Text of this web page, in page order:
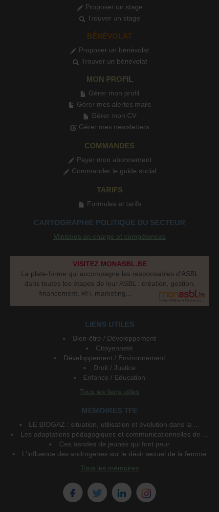
Proposer un stage
Trouver un stage
BÉNÉVOLAT
Proposer un bénévolat
Trouver un bénévolat
MON PROFIL
Gérer mon profil
Gérer mes alertes mails
Gérer mon CV
Gérer mes newsletters
COMMANDES
Payer mon abonnement
Commander le guide social
TARIFS
Formules et tarifs
CARTOGRAPHIE POLITIQUE DU SECTEUR
Ministres en charge et compétences
VISITEZ MONASBL.BE
La plate-forme qui accompagne les responsables d’ASBL
dans toutes les étapes de leur ASBL : création, gestion,
financement, RH, marketing...
LIENS UTILES
Bien-être / Développement
Citoyenneté
Développement / Environnement
Droit / Justice
Enfance / Education
Tous les liens utiles
MÉMOIRES TFE
LE BIOGAZ : situation, utilisation et évolution dans la ...
Les adaptations pédagogiques et communicationnelles de ...
Ces bandes de jeunes qui font peur
L'influence des androgènes sur le désir sexuel de la femme
Tous les mémoires